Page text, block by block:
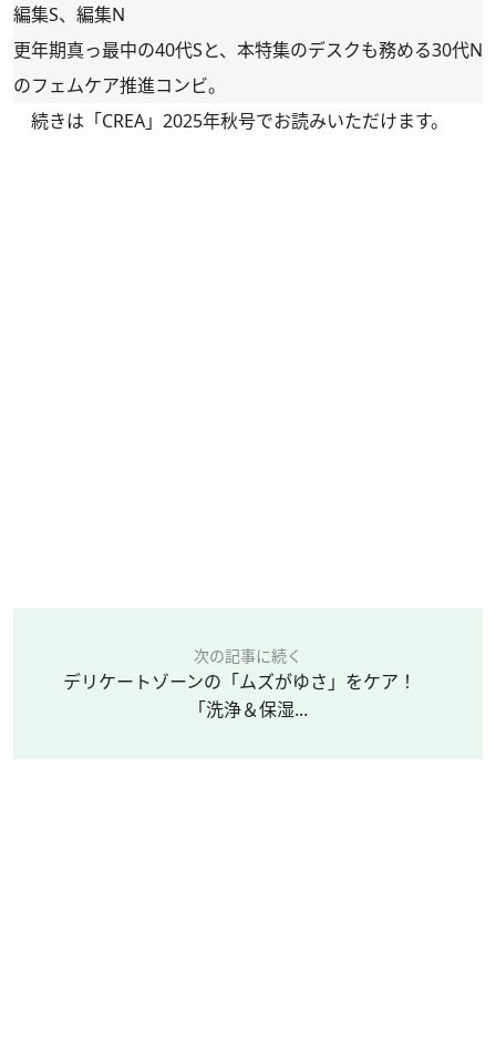
編集S、編集N
更年期真っ最中の40代Sと、本特集のデスクも務める30代N
のフェムケア推進コンビ。
続きは 「CREA」2025年秋号でお読みいただけます。
次の記事に続く
デリケートゾーンの「ムズがゆさ」をケア！
「洗浄＆保湿...